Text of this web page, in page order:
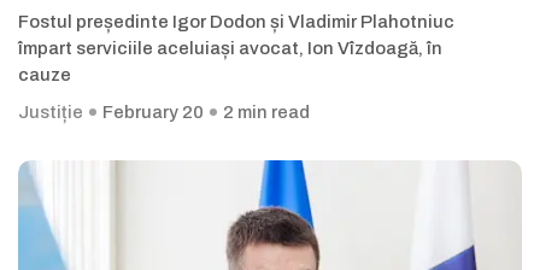
Fostul președinte Igor Dodon și Vladimir Plahotniuc
împart serviciile aceluiași avocat, Ion Vîzdoagă, în
cauze
Justiție
February 20 2 min read